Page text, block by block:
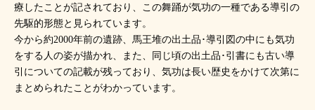
療したことが記されており、この舞踊が気功の一種である導引の
先駆的形態と見られています。
今から約2000年前の遺跡、馬王堆の出土品･導引図の中にも気功
をする人の姿が描かれ、また、同じ頃の出土品･引書にも古い導
引についての記載が残っており、気功は長い歴史をかけて次第に
まとめられたことがわかっています。